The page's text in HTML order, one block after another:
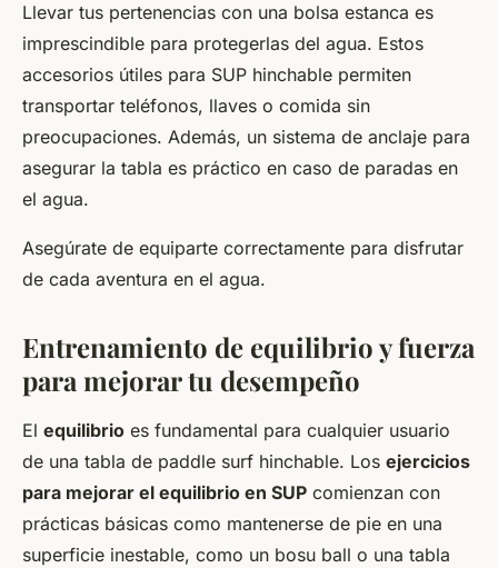
Llevar tus pertenencias con una bolsa estanca es
imprescindible para protegerlas del agua. Estos
accesorios útiles para SUP hinchable permiten
transportar teléfonos, llaves o comida sin
preocupaciones. Además, un sistema de anclaje para
asegurar la tabla es práctico en caso de paradas en
el agua.
Asegúrate de equiparte correctamente para disfrutar
de cada aventura en el agua.
Entrenamiento de equilibrio y fuerza
para mejorar tu desempeño
El equilibrio es fundamental para cualquier usuario
de una tabla de paddle surf hinchable. Los ejercicios
para mejorar el equilibrio en SUP comienzan con
prácticas básicas como mantenerse de pie en una
superficie inestable, como un bosu ball o una tabla